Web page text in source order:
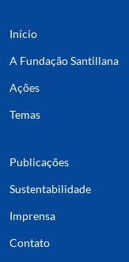
Início
A Fundação Santillana
Ações
Temas
Publicações
Sustentabilidade
Imprensa
Contato